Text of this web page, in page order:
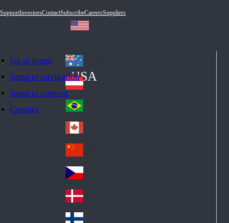
Go to home
Jump to navigation
Jump to content
Contact
SupportInvestorsContactSubscribeCareersSuppliers
USA
Au
str
ali
a
Au
stri
a
Br
azi
l
Ca
na
da
Ch
ina
Cz
ec
h
De